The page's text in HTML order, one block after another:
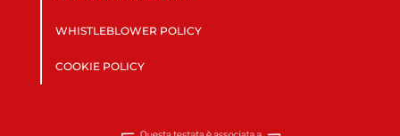
WHISTLEBLOWER POLICY
COOKIE POLICY